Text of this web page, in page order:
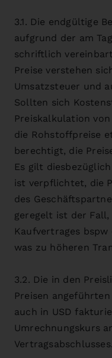
3.1. Die endgültige
aufgrund der am
schriftlich
Preise verstehen
Umsatzsteuer und
Sollten sich
Preiskalkulation
die Rohstoffpreise
berechtigt, die
Es gilt diesbezüglich
ist verpflichtet, die
des
geregelt ist der Fall,
Kaufvertrages
was zu höheren
3.2. Die in den
Preisen
auch in USD
Umrechnungskurs
Vertragsabschlusses.